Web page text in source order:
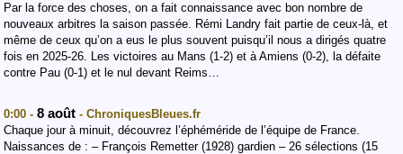
Par la force des choses, on a fait connaissance avec bon nombre de
nouveaux arbitres la saison passée. Rémi Landry fait partie de ceux-là, et
même de ceux qu’on a eus le plus souvent puisqu’il nous a dirigés quatre
fois en 2025-26. Les victoires au Mans (1-2) et à Amiens (0-2), la défaite
contre Pau (0-1) et le nul devant Reims…
0:00 - 8 août - ChroniquesBleues.fr
Chaque jour à minuit, découvrez l’éphéméride de l’équipe de France.
Naissances de : – François Remetter (1928) gardien – 26 sélections (15